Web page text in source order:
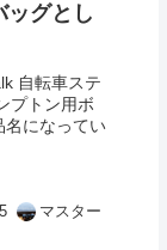
グとし
自転車ステ
プトン用ボ
になってい
マスター